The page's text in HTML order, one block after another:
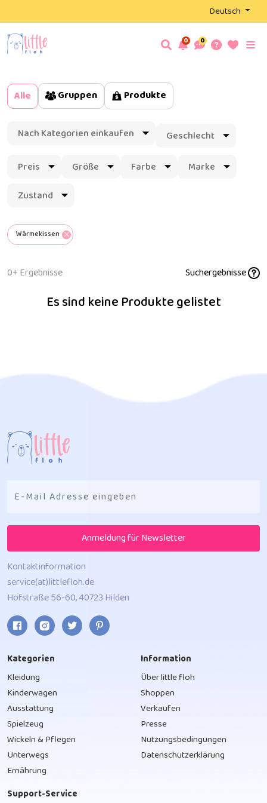
Deutsch
0 0
Alle Gruppen Produkte
Nach Kategorien einkaufen Geschlecht
Preis Größe Farbe
Marke
Zustand
Wärmekissen
0+ Ergebnisse Suchergebnisse
Es sind keine Produkte gelistet
Anmeldung für Newsletter
Kontaktinformation
service(at)littlefloh.de
Hofstraße 56-60, 40723 Hilden
Kategorien
Kleidung
Kinderwagen
Ausstattung
Spielzeug
Wickeln & Pflegen
Unterwegs
Ernährung
Information
Über little floh
Shoppen
Verkaufen
Presse
Nutzungsbedingungen
Datenschutzerklärung
Support-Service